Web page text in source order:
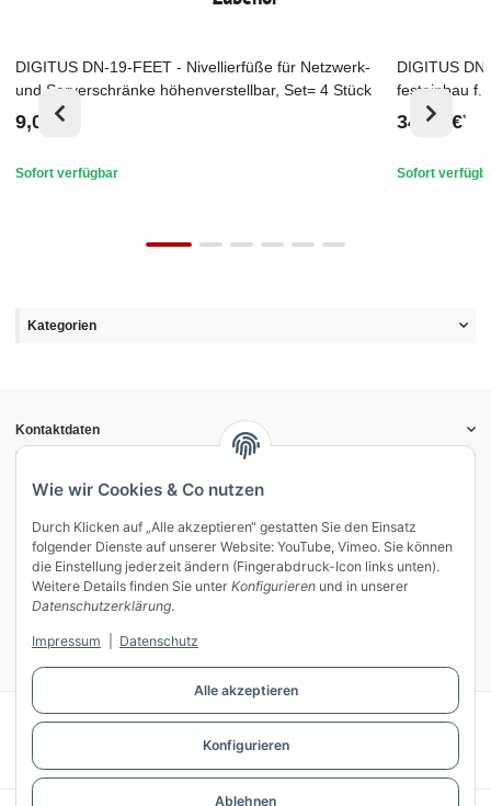
Alle akzeptieren
Konfigurieren
Ablehnen
Wie wir Cookies & Co nutzen
Durch Klicken auf „Alle akzeptieren“ gestatten Sie den Einsatz
folgender Dienste auf unserer Website: YouTube, Vimeo. Sie können
die Einstellung jederzeit ändern (Fingerabdruck-Icon links unten).
Weitere Details finden Sie unter Konfigurieren und in unserer
Datenschutzerklärung.
Impressum Datenschutz
Top
DIGITUS DN-19-FEET - Nivellierfüße für Netzwerk-
und Serverschränke höhenverstellbar, Set= 4 Stück
9,00 €
Sofort verfügbar
Top
DIGITUS
festeinbau f.
mm, bis 25
34,19 €*
Sofort
Kategorien
Kontaktdaten
Informationen
Gesetzliche Informationen
Vertrag widerrufen
Zahlung & Versand
Mein Kundenkonto
Streitschlichtung
Unsere Herstellermarken
Powered byJTL-Shop